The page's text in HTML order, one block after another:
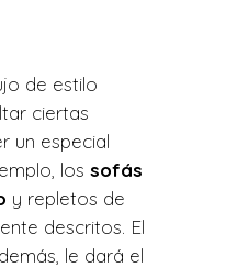
de estilo
ciertas
un especial
los sofás
y repletos de
descritos. El
le dará el